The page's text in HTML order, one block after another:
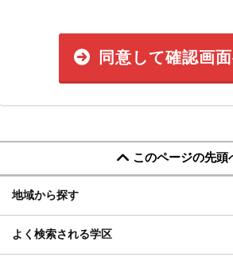
同意して確認画
このページの先頭
地域から探す
よく検索される学区